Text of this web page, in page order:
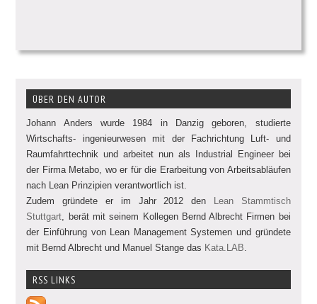
ÜBER DEN AUTOR
Johann Anders wurde 1984 in Danzig geboren, studierte
Wirtschafts- ingenieurwesen mit der Fachrichtung Luft- und
Raumfahrttechnik und arbeitet nun als Industrial Engineer bei
der Firma Metabo, wo er für die Erarbeitung von Arbeitsabläufen
nach Lean Prinzipien verantwortlich ist.
Zudem gründete er im Jahr 2012 den
Lean Stammtisch
Stuttgart, berät mit seinem Kollegen Bernd Albrecht Firmen bei
der Einführung von Lean Management Systemen und gründete
mit Bernd Albrecht und Manuel Stange das Kata.LAB.
RSS LINKS